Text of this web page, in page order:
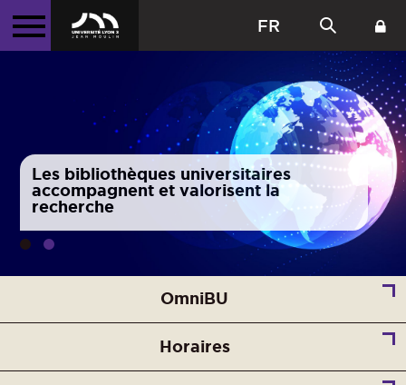
FR
Les bibliothèques universitaires
accompagnent et valorisent la
recherche
OmniBU
Horaires